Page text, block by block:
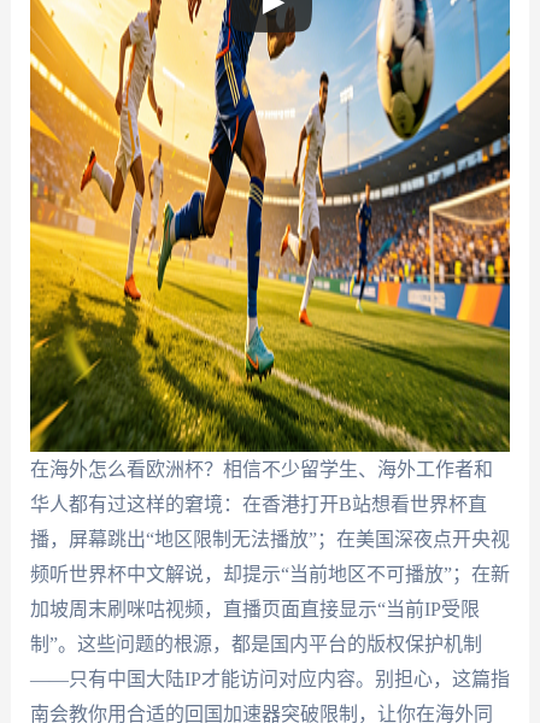
在海外怎么看欧洲杯？相信不少留学生、海外工作者和
华人都有过这样的窘境：在香港打开B站想看世界杯直
播，屏幕跳出“地区限制无法播放”；在美国深夜点开央视
频听世界杯中文解说，却提示“当前地区不可播放”；在新
加坡周末刷咪咕视频，直播页面直接显示“当前IP受限
制”。这些问题的根源，都是国内平台的版权保护机制
——只有中国大陆IP才能访问对应内容。别担心，这篇指
南会教你用合适的回国加速器突破限制，让你在海外同